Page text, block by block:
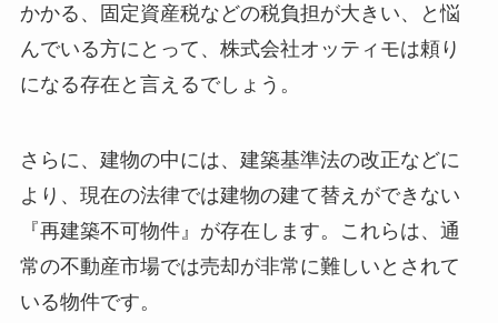
かかる、固定資産税などの税負担が大きい、と悩
んでいる方にとって、株式会社オッティモは頼り
になる存在と言えるでしょう。
さらに、建物の中には、建築基準法の改正などに
より、現在の法律では建物の建て替えができない
『再建築不可物件』が存在します。これらは、通
常の不動産市場では売却が非常に難しいとされて
いる物件です。